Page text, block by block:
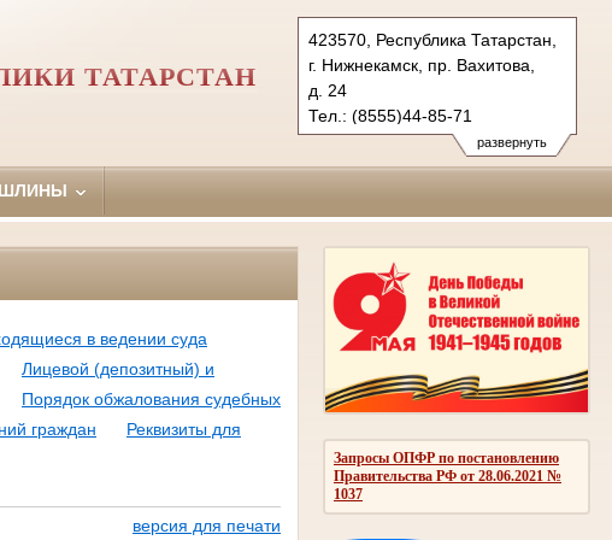
развернуть
423570, Республика Татарстан,
г. Нижнекамск, пр. Вахитова,
д. 24
Тел.: (8555)44-85-71
nizhnekamsky.tat@sudrf.ru
ТАТАРСТАН
Запросы ОПФР по постановлению
Правительства РФ от 28.06.2021 №
1037
в ведении суда
Лицевой (депозитный) и
Порядок обжалования судебных
граждан
Реквизиты для
версия для печати